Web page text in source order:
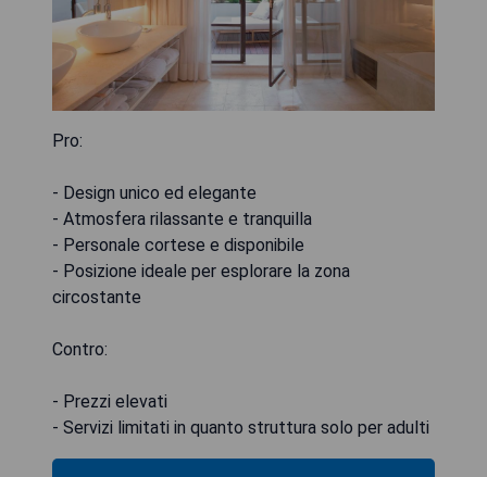
Pro:
- Design unico ed elegante
- Atmosfera rilassante e tranquilla
- Personale cortese e disponibile
- Posizione ideale per esplorare la zona
circostante
Contro:
- Prezzi elevati
- Servizi limitati in quanto struttura solo per adulti